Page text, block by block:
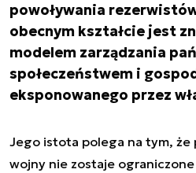
powoływania
obecnym kształcie jest
modelem zarządzania
społeczeństwem i
eksponowanego przez
Jego istota polega na tym,
wojny nie zostaje